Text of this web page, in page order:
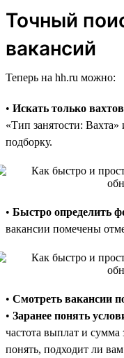
Точный
вакансий
Теперь на hh.ru можно:
• Искать только
«Тип занятости:
подборку.
• Быстро определить
вакансии помечены
• Смотреть вакансии
• Заранее понять
частота выплат и сумма
понять, подходит ли